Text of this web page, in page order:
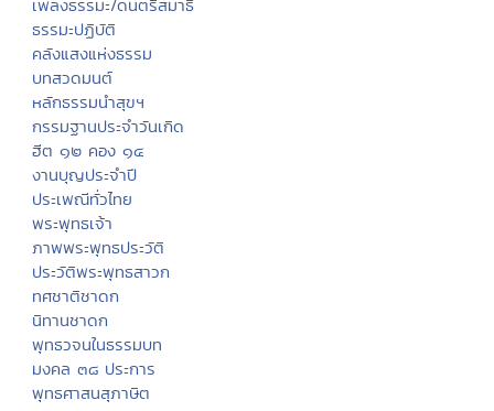
เพลงธรรมะ/ดนตรีสมาธิ
ธรรมะปฏิบัติ
คลังแสงแห่งธรรม
บทสวดมนต์
หลักธรรมนำสุขฯ
กรรมฐานประจำวันเกิด
ฮีต ๑๒ คอง ๑๔
งานบุญประจำปี
ประเพณีทั่วไทย
พระพุทธเจ้า
ภาพพระพุทธประวัติ
ประวัติพระพุทธสาวก
ทศชาติชาดก
นิทานชาดก
พุทธวจนในธรรมบท
มงคล ๓๘ ประการ
พุทธศาสนสุภาษิต